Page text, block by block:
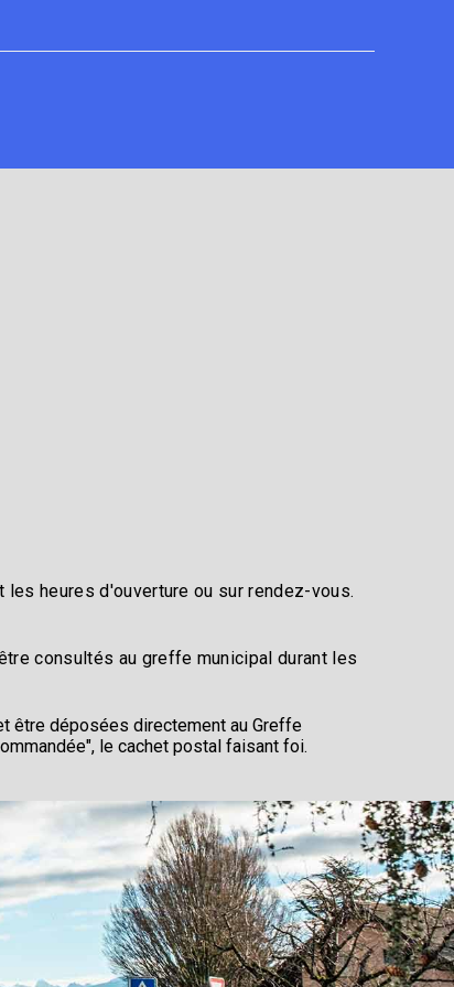
heures d'ouverture ou sur rendez-vous.
consultés au greffe municipal durant les
être déposées directement au Greffe
le cachet postal faisant foi.